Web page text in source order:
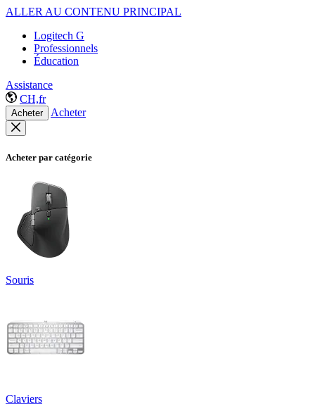
ALLER AU CONTENU PRINCIPAL
Logitech G
Professionnels
Éducation
Assistance
CH,fr
Acheter Acheter
Acheter par catégorie
Souris
Claviers